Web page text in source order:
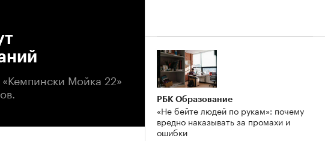
Мойка 22»
РБК Образование
«Не бейте людей по рукам»: почему
вредно наказывать за промахи и
ошибки